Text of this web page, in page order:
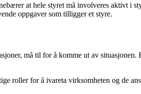
at hele styret må involveres aktivt i
oppgaver som tilligger et styre.
må til for å komme ut av
roller for å ivareta virksomheten og de